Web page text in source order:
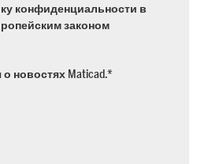
конфиденциальности в
законом
новостях Maticad.*